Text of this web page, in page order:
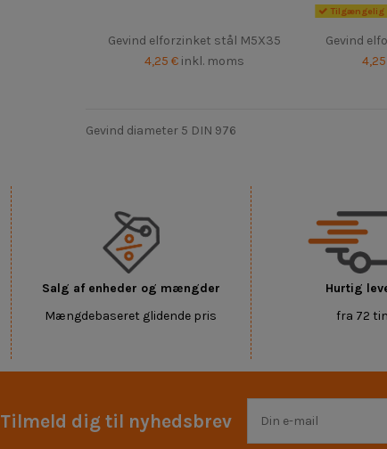
Gevind elforzinket stål M5X35
4,25 € inkl. moms
Tilgængelig
Gevind
Gevind diameter 5 DIN 976
Salg af enheder og mængder
Mængdebaseret glidende pris
Hurtig
fra 72
Tilmeld dig til nyhedsbrev